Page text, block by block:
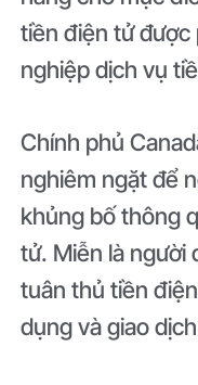
tiền điện tử được
nghiệp dịch vụ
Chính phủ
nghiêm ngặt để
khủng bố thông
tử. Miễn là người
tuân thủ tiền
dụng và giao